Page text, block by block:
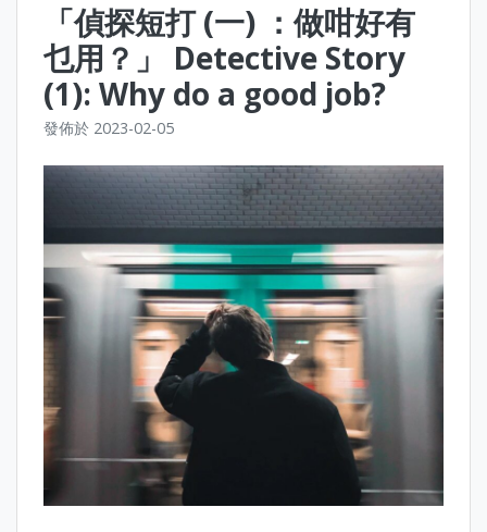
「偵探短打 (一) ：做咁好有
乜用？」 Detective Story
(1): Why do a good job?
發佈於 2023-02-05